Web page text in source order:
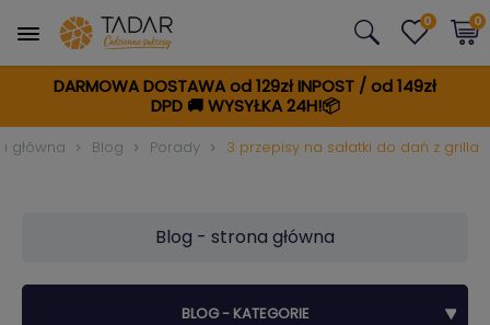
DARMOWA DOSTAWA od 129zł INPOST / od 149zł
DPD🚚WYSYŁKA 24H!📦
0 0
główna Blog Porady 3 przepisy na sałatki do dań z grilla
BLOG - KATEGORIE
Blog - strona główna